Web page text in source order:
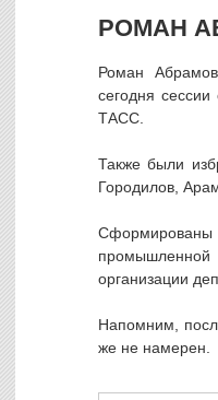
РОМАН
Роман
сегодня
ТАСС.
Также были
Городилов,
Сформированы
организации
Напомним,
же не намерен.